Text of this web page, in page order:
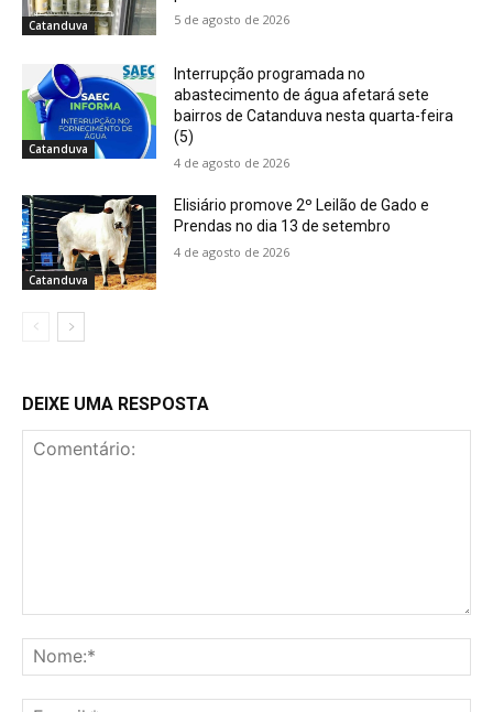
Catanduva 5 de agosto de 2026
Catanduva
Interrupção programada no
abastecimento de água afetará sete
bairros de Catanduva nesta quarta-feira
(5)
4 de agosto de 2026
Catanduva
Elisiário promove 2º Leilão de Gado e
Prendas no dia 13 de setembro
4 de agosto de 2026
DEIXE UMA RESPOSTA